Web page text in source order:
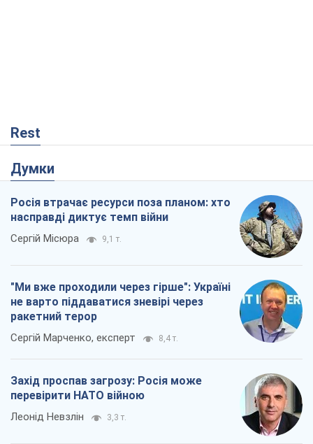
Rest
Думки
Росія втрачає ресурси поза планом: хто
насправді диктує темп війни
Сергій Місюра 9,1 т.
"Ми вже проходили через гірше": Україні
не варто піддаватися зневірі через
ракетний терор
Сергій Марченко, експерт 8,4 т.
Захід проспав загрозу: Росія може
перевірити НАТО війною
Леонід Невзлін 3,3 т.